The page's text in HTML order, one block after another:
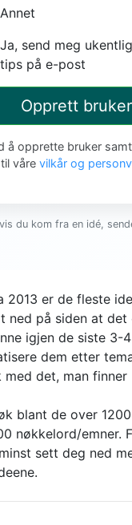
Annet
Ja, send meg
tips på e-post
Opprett bruker
å opprette bruker
våre vilkår og
du kom fra en idé,
2013 er de fleste
ned på siden at
igjen de siste 3-
dem etter
med det, man
blant de over
nøkkelord/emner.
sett deg ned